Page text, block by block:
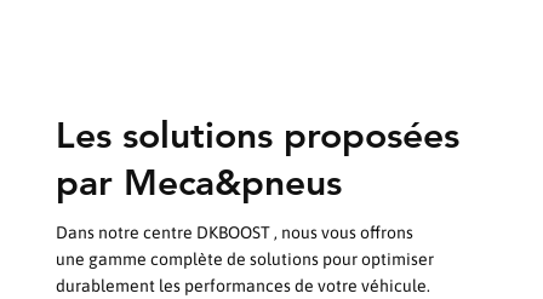
Les solutions proposées
par Meca&pneus
Dans notre centre DKBOOST , nous vous offrons
une gamme complète de solutions pour optimiser
durablement les performances de votre véhicule.